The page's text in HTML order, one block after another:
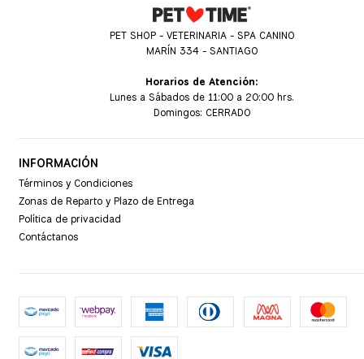
PET SHOP - VETERINARIA - SPA CANINO
MARÍN 334 - SANTIAGO
Horarios de Atención:
Lunes a Sábados de 11:00 a 20:00 hrs.
Domingos: CERRADO
INFORMACIÓN
Términos y Condiciones
Zonas de Reparto y Plazo de Entrega
Política de privacidad
Contáctanos